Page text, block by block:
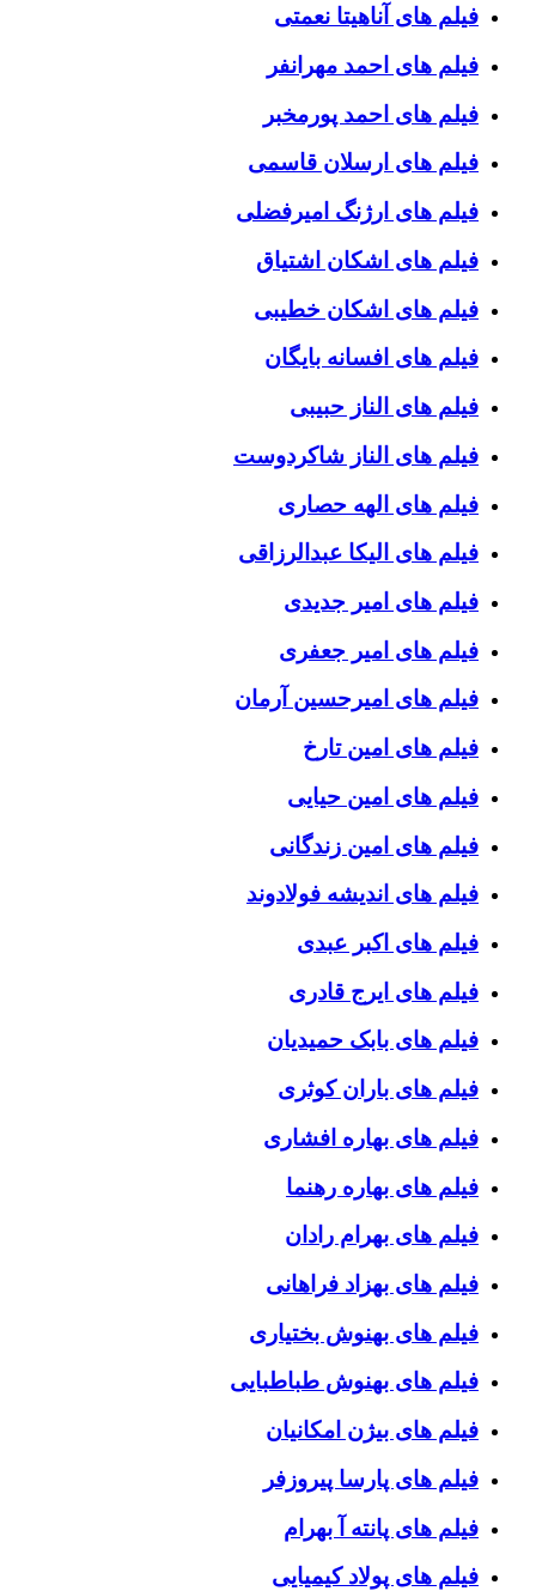
فیلم های آناهیتا نعمتی
فیلم های احمد مهرانفر
فیلم های احمد پورمخبر
فیلم های ارسلان قاسمی
فیلم های ارژنگ امیرفضلی
فیلم های اشکان اشتیاق
فیلم های اشکان خطیبی
فیلم های افسانه بایگان
فیلم های الناز حبیبی
فیلم های الناز شاکردوست
فیلم های الهه حصاری
فیلم های الیکا عبدالرزاقی
فیلم های امیر جدیدی
فیلم های امیر جعفری
فیلم های امیرحسین آرمان
فیلم های امین تارخ
فیلم های امین حیایی
فیلم های امین زندگانی
فیلم های اندیشه فولادوند
فیلم های اکبر عبدی
فیلم های ایرج قادری
فیلم های بابک حمیدیان
فیلم های باران کوثری
فیلم های بهاره افشاری
فیلم های بهاره رهنما
فیلم های بهرام رادان
فیلم های بهزاد فراهانی
فیلم های بهنوش بختیاری
فیلم های بهنوش طباطبایی
فیلم های بیژن امکانیان
فیلم های پارسا پیروزفر
فیلم های پانته آ بهرام
فیلم های پولاد کیمیایی